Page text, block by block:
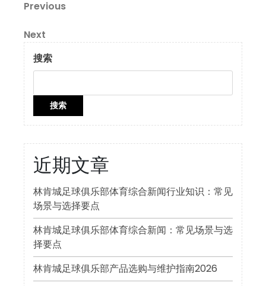
文
章
导
航
Previous
Previous
Next
Post
Next
搜索
搜索
近期文章
林肯城足球俱乐部体育综合新闻行业知识：常见
场景与选择要点
林肯城足球俱乐部体育综合新闻：常见场景与选
择要点
林肯城足球俱乐部产品选购与维护指南2026